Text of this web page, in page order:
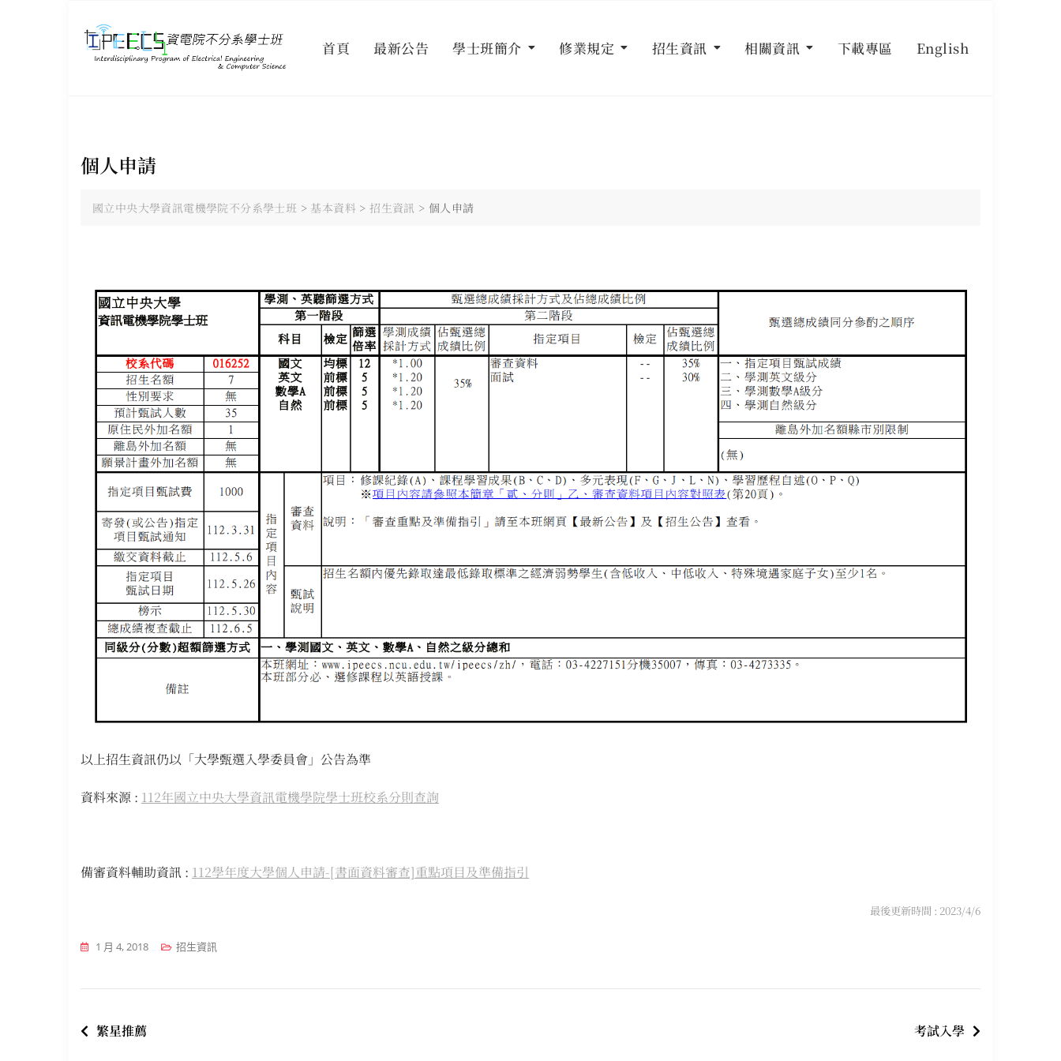
content
首頁 最新公告 學士班簡介 修業規定 招生資訊 相關資訊 下載專區 English
個人申請
國立中央大學資訊電機學院不分系學士班 > 基本資料 >招生資訊 >個人申請
以上招生資訊仍以「大學甄選入學委員會」公告為準
資料來源 : 112年國立中央大學資訊電機學院學士班校系分則查詢
備審資料輔助資訊 : 112學年度大學個人申請-[書面資料審查]重點項目及準備指引
最後更新時間 : 2023/4/6
1 月 4, 2018 招生資訊
文繁星推薦 考試入學